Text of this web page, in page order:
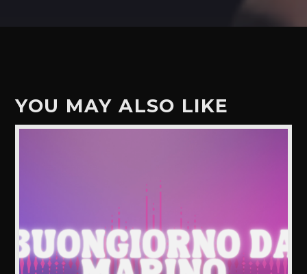
YOU MAY ALSO LIKE